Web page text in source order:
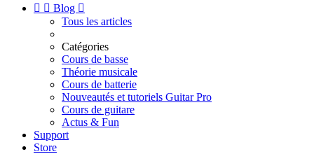
  Blog 
Tous les articles
Catégories
Cours de basse
Théorie musicale
Cours de batterie
Nouveautés et tutoriels Guitar Pro
Cours de guitare
Actus & Fun
Support
Store